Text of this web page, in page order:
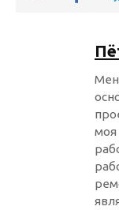
моя